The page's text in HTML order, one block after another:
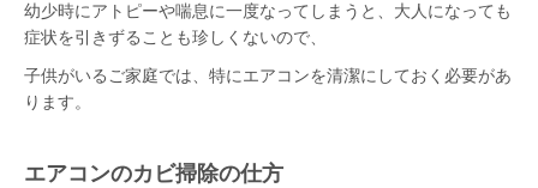
幼少時にアトピーや喘息に一度なってしまうと、大人になっても
症状を引きずることも珍しくないので、
子供がいるご家庭では、特にエアコンを清潔にしておく必要があ
ります。
エアコンのカビ掃除の仕方